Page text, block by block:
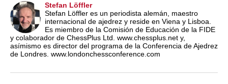
Stefan Löffler
Stefan Löffler es un periodista alemán, maestro
internacional de ajedrez y reside en Viena y Lisboa.
Es miembro de la Comisión de Educación de la FIDE
y colaborador de ChessPlus Ltd. www.chessplus.net y,
asímismo es director del programa de la Conferencia de Ajedrez
de Londres. www.londonchessconference.com